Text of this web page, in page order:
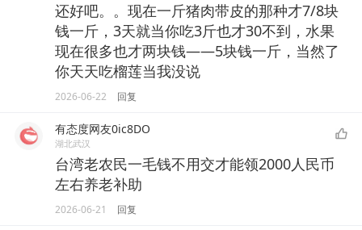
还好吧。。现在一斤猪肉带皮的那种才7/8块
钱一斤，3天就当你吃3斤也才30不到，水果
现在很多也才两块钱——5块钱一斤，当然了
你天天吃榴莲当我没说
2026-06-22 回复
有态度网友0ic8DO
湖北武汉
台湾老农民一毛钱不用交才能领2000人民币
左右养老补助
2026-06-21 回复